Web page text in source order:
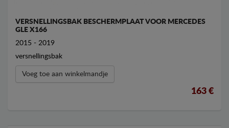
VERSNELLINGSBAK BESCHERMPLAAT VOOR MERCEDES
GLE X166
2015 - 2019
versnellingsbak
Voeg toe aan winkelmandje
163 €